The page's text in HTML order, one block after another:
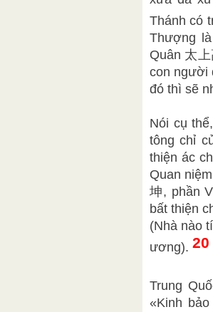
Thánh có
Thượng
Quân 太
con người
đó thì sẽ
Nói cụ
tông chỉ
thiện ác
Quan
坤, phần
bất thiện
(Nhà nào
ương). 20
Trung
«Kinh